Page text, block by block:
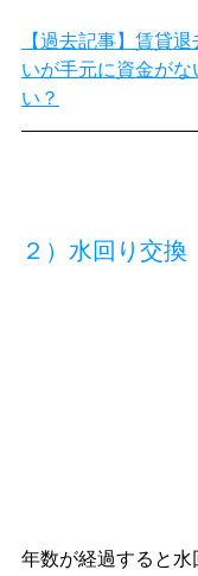
【過去記事】賃貸
いが手元に資金が
い？
２）水回り交換
年数が経過すると